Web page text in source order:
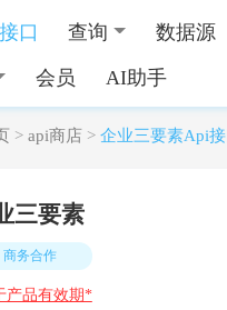
接口 查询 数据源
会员 AI助手
> api商店> 企业三要素Api
三要素
商务合作
产品有效期*